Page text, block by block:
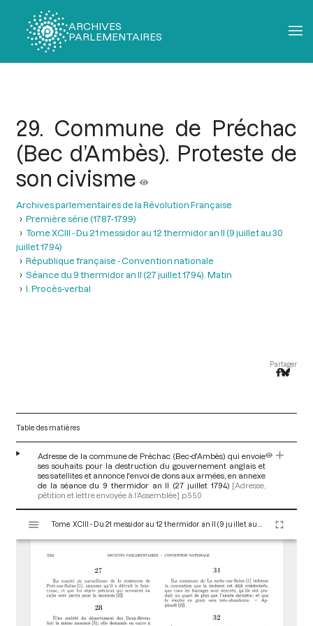
ARCHIVES
PARLEMENTAIRES
29. Commune de Préchac
(Bec d’Ambès). Proteste de
son civisme
Archives parlementaires de la Révolution Française
Première série (1787-1799)
Tome XCIII - Du 21 messidor au 12 thermidor an II (9 juillet au 30
juillet 1794)
République française - Convention nationale
Séance du 9 thermidor an II (27 juillet 1794). Matin
I. Procès-verbal
Partager
Table des matières
Adresse de la commune de Préchac (Bec-d'Ambès) qui envoie
ses souhaits pour la destruction du gouvernement anglais et
ses satellites et annonce l'envoi de dons aux armées, en annexe
de la séance du 9 thermidor an II (27 juillet 1794) [Adresse,
pétition et lettre envoyée à l’Assemblée] p.550
s